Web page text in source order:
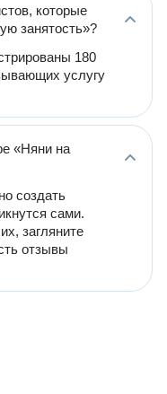
которые
занятость»?
180
услугу
«Няни на
создать
сами.
загляните
отзывы